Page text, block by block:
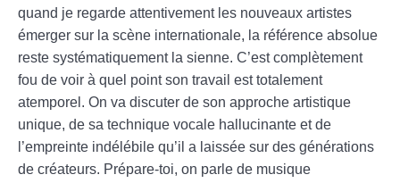
quand je regarde attentivement les nouveaux artistes
émerger sur la scène internationale, la référence absolue
reste systématiquement la sienne. C’est complètement
fou de voir à quel point son travail est totalement
atemporel. On va discuter de son approche artistique
unique, de sa technique vocale hallucinante et de
l’empreinte indélébile qu’il a laissée sur des générations
de créateurs. Prépare-toi, on parle de musique